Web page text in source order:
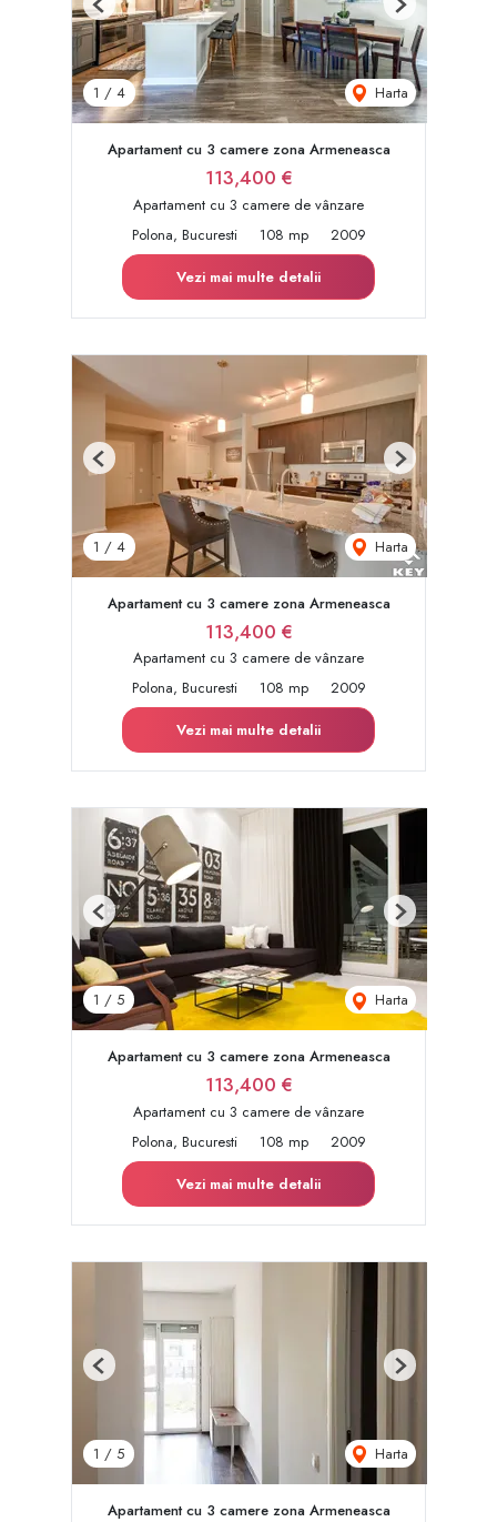
1 / 4 Harta
Previous Next
Apartament cu 3 camere zona Armeneasca
113,400 €
Apartament cu 3 camere de vânzare
Polona, Bucuresti
108 mp
2009
Vezi mai multe detalii
1 / 4 Harta
Previous Next
Apartament cu 3 camere zona Armeneasca
113,400 €
Apartament cu 3 camere de vânzare
Polona, Bucuresti
108 mp
2009
Vezi mai multe detalii
1 / 5 Harta
Previous Next
Apartament cu 3 camere zona Armeneasca
113,400 €
Apartament cu 3 camere de vânzare
Polona, Bucuresti
108 mp
2009
Vezi mai multe detalii
1 / 5 Harta
Previous Next
Apartament cu 3 camere zona Armeneasca